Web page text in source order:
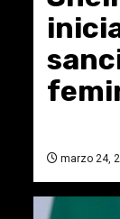
marzo 24,